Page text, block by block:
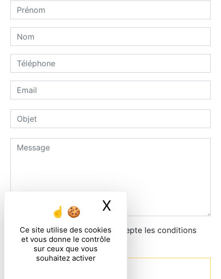
Ce site utilise des cookies
et vous donne le contrôle
sur ceux que vous
souhaitez activer
X
En cochant cette case, j'accepte les conditions
particulières ci-dessous **